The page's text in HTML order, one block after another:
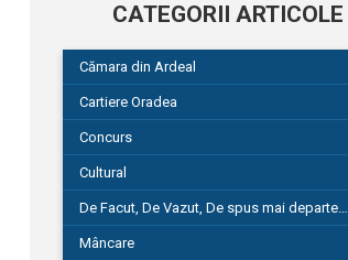
CATEGORII ARTICOLE
Cămara din Ardeal
Cartiere Oradea
Concurs
Cultural
De Facut, De Vazut, De spus mai departe…
580
Mâncare